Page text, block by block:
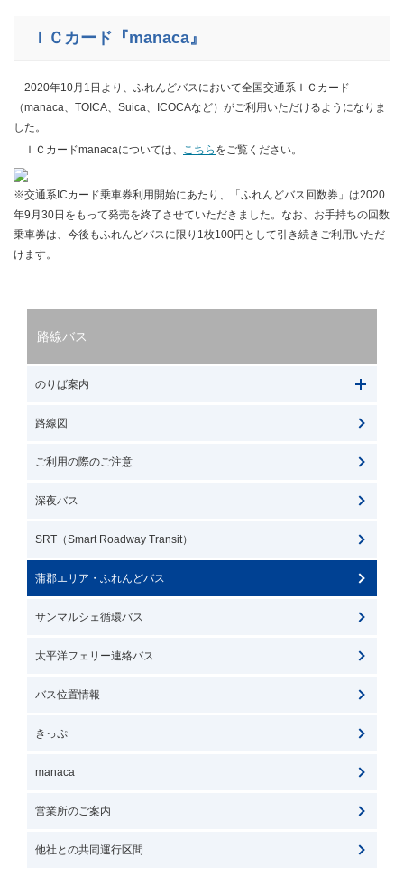
ＩＣカード『manaca』
2020年10月1日より、ふれんどバスにおいて全国交通系ＩＣカード
（manaca、TOICA、Suica、ICOCAなど）がご利用いただけるようになりま
した。
ＩＣカードmanacaについては、 こちら をご覧ください。
※交通系ICカード乗車券利用開始にあたり、「ふれんどバス回数券」は2020
年9月30日をもって発売を終了させていただきました。なお、お手持ちの回数
乗車券は、今後もふれんどバスに限り1枚100円として引き続きご利用いただ
けます。
路線バス
のりば案内
路線図
ご利用の際のご注意
深夜バス
SRT（Smart Roadway Transit）
蒲郡エリア・ふれんどバス
サンマルシェ循環バス
太平洋フェリー連絡バス
バス位置情報
きっぷ
manaca
営業所のご案内
他社との共同運行区間